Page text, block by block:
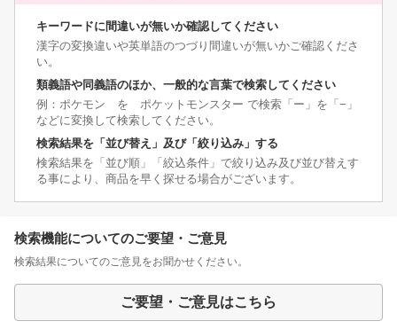
キーワードに間違いが無いか確認してください
漢字の変換違いや英単語のつづり間違いが無いかご確認くださ
い。
類義語や同義語のほか、一般的な言葉で検索してください
例：ポケモン を ポケットモンスター で検索「ー」を「−」
などに変換して検索してください。
検索結果を「並び替え」及び「絞り込み」する
検索結果を「並び順」「絞込条件」で絞り込み及び並び替えす
る事により、商品を早く探せる場合がございます。
検索機能についてのご要望・ご意見
検索結果についてのご意見をお聞かせください。
ご要望・ご意見はこちら